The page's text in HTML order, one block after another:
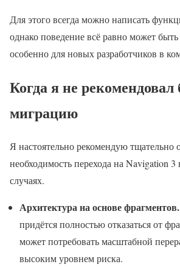
Для этого всегда можно написать
однако поведение всё равно может
особенно для новых разработчиков в
Когда я не
миграцию
Я настоятельно рекомендую тщательно
необходимость перехода на Navigation
случаях.
Архитектура на основе фрагментов.
придётся полностью отказаться от
может потребовать масштабной
высоким уровнем риска.